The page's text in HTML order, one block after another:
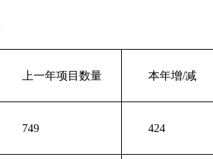
上一年项目数量 本年增/减
749 424